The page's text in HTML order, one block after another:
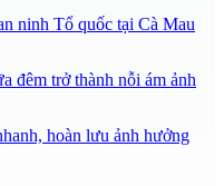
ninh Tổ quốc tại Cà Mau
đêm trở thành nỗi ám ảnh
hoàn lưu ảnh hưởng